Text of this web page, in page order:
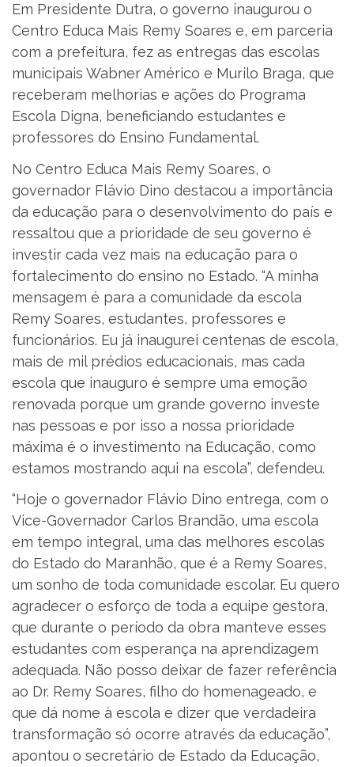
Em Presidente Dutra, o governo inaugurou o
Centro Educa Mais Remy Soares e, em parceria
com a prefeitura, fez as entregas das escolas
municipais Wabner Américo e Murilo Braga, que
receberam melhorias e ações do Programa
Escola Digna, beneficiando estudantes e
professores do Ensino Fundamental.
No Centro Educa Mais Remy Soares, o
governador Flávio Dino destacou a importância
da educação para o desenvolvimento do país e
ressaltou que a prioridade de seu governo é
investir cada vez mais na educação para o
fortalecimento do ensino no Estado. “A minha
mensagem é para a comunidade da escola
Remy Soares, estudantes, professores e
funcionários. Eu já inaugurei centenas de escola,
mais de mil prédios educacionais, mas cada
escola que inauguro é sempre uma emoção
renovada porque um grande governo investe
nas pessoas e por isso a nossa prioridade
máxima é o investimento na Educação, como
estamos mostrando aqui na escola”, defendeu.
“Hoje o governador Flávio Dino entrega, com o
Vice-Governador Carlos Brandão, uma escola
em tempo integral, uma das melhores escolas
do Estado do Maranhão, que é a Remy Soares,
um sonho de toda comunidade escolar. Eu quero
agradecer o esforço de toda a equipe gestora,
que durante o período da obra manteve esses
estudantes com esperança na aprendizagem
adequada. Não posso deixar de fazer referência
ao Dr. Remy Soares, filho do homenageado, e
que dá nome à escola e dizer que verdadeira
transformação só ocorre através da educação”,
apontou o secretário de Estado da Educação,